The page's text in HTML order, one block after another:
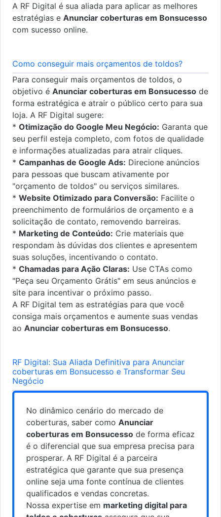
A RF Digital é sua aliada para aplicar as melhores
estratégias e Anunciar coberturas em Bonsucesso
com sucesso online.
Como conseguir mais orçamentos de toldos?
Para conseguir mais orçamentos de toldos, o
objetivo é Anunciar coberturas em Bonsucesso de
forma estratégica e atrair o público certo para sua
loja. A RF Digital sugere:
* Otimização do Google Meu Negócio: Garanta que
seu perfil esteja completo, com fotos de qualidade
e informações atualizadas para atrair cliques.
* Campanhas de Google Ads: Direcione anúncios
para pessoas que buscam ativamente por
"orçamento de toldos" ou serviços similares.
* Website Otimizado para Conversão: Facilite o
preenchimento de formulários de orçamento e a
solicitação de contato, removendo barreiras.
* Marketing de Conteúdo: Crie materiais que
respondam às dúvidas dos clientes e apresentem
suas soluções, incentivando o contato.
* Chamadas para Ação Claras: Use CTAs como
"Peça seu Orçamento Grátis" em seus anúncios e
site para incentivar o próximo passo.
A RF Digital tem as estratégias para que você
consiga mais orçamentos e aumente suas vendas
ao Anunciar coberturas em Bonsucesso.
RF Digital: Sua Aliada Definitiva para Anunciar
coberturas em Bonsucesso e Transformar Seu
Negócio
No dinâmico cenário do mercado de
coberturas, saber como Anunciar
coberturas em Bonsucesso de forma eficaz
é o diferencial que sua empresa precisa para
prosperar. A RF Digital é a parceira
estratégica que garante que sua presença
online seja uma fonte contínua de clientes
qualificados e vendas concretas.
Nossa expertise em marketing digital para